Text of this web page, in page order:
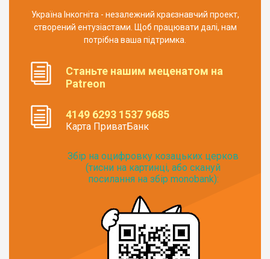
Україна Інкогніта - незалежний краєзнавчий проект,
створений ентузіастами. Щоб працювати далі, нам
потрібна ваша підтримка.
Станьте нашим меценатом на
Patreon
4149 6293 1537 9685
Карта ПриватБанк
Збір на оцифровку козацьких церков
(тисни на картинці, або скануй
посилання на збір monobank):